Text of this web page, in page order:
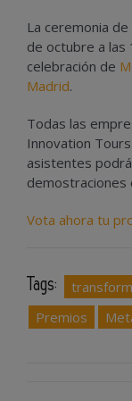
La ceremonia
de octubre a las
celebración de
Madrid.
Todas las
Innovation
asistentes
demostraciones
Vota ahora tu
Tags:
Premios